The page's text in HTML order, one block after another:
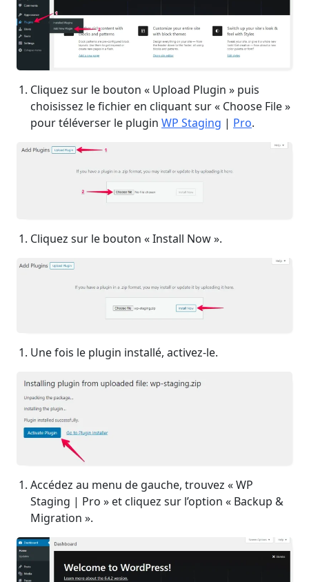
Cliquez sur le bouton « Upload Plugin » puis
choisissez le fichier en cliquant sur « Choose File »
pour téléverser le plugin WP Staging | Pro.
Cliquez sur le bouton « Install Now ».
Une fois le plugin installé, activez-le.
Accédez au menu de gauche, trouvez « WP
Staging | Pro » et cliquez sur l’option « Backup &
Migration ».